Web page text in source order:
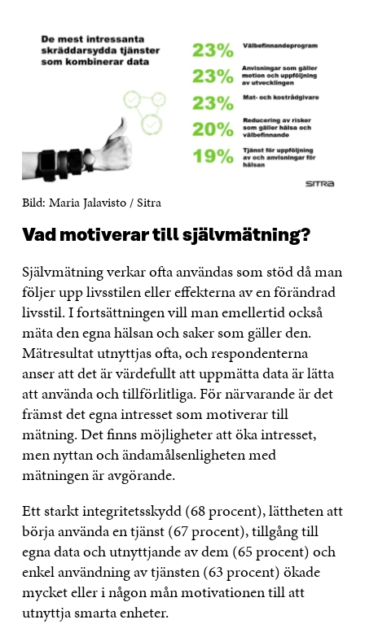
Bild: Maria Jalavisto / Sitra
Vad motiverar till självmätning?
Självmätning verkar ofta användas som stöd då man
följer upp livsstilen eller effekterna av en förändrad
livsstil. I fortsättningen vill man emellertid också
mäta den egna hälsan och saker som gäller den.
Mätresultat utnyttjas ofta, och respondenterna
anser att det är värdefullt att uppmätta data är lätta
att använda och tillförlitliga. För närvarande är det
främst det egna intresset som motiverar till
mätning. Det finns möjligheter att öka intresset,
men nyttan och ändamålsenligheten med
mätningen är avgörande.
Ett starkt integritetsskydd (68 procent), lättheten att
börja använda en tjänst (67 procent), tillgång till
egna data och utnyttjande av dem (65 procent) och
enkel användning av tjänsten (63 procent) ökade
mycket eller i någon mån motivationen till att
utnyttja smarta enheter.